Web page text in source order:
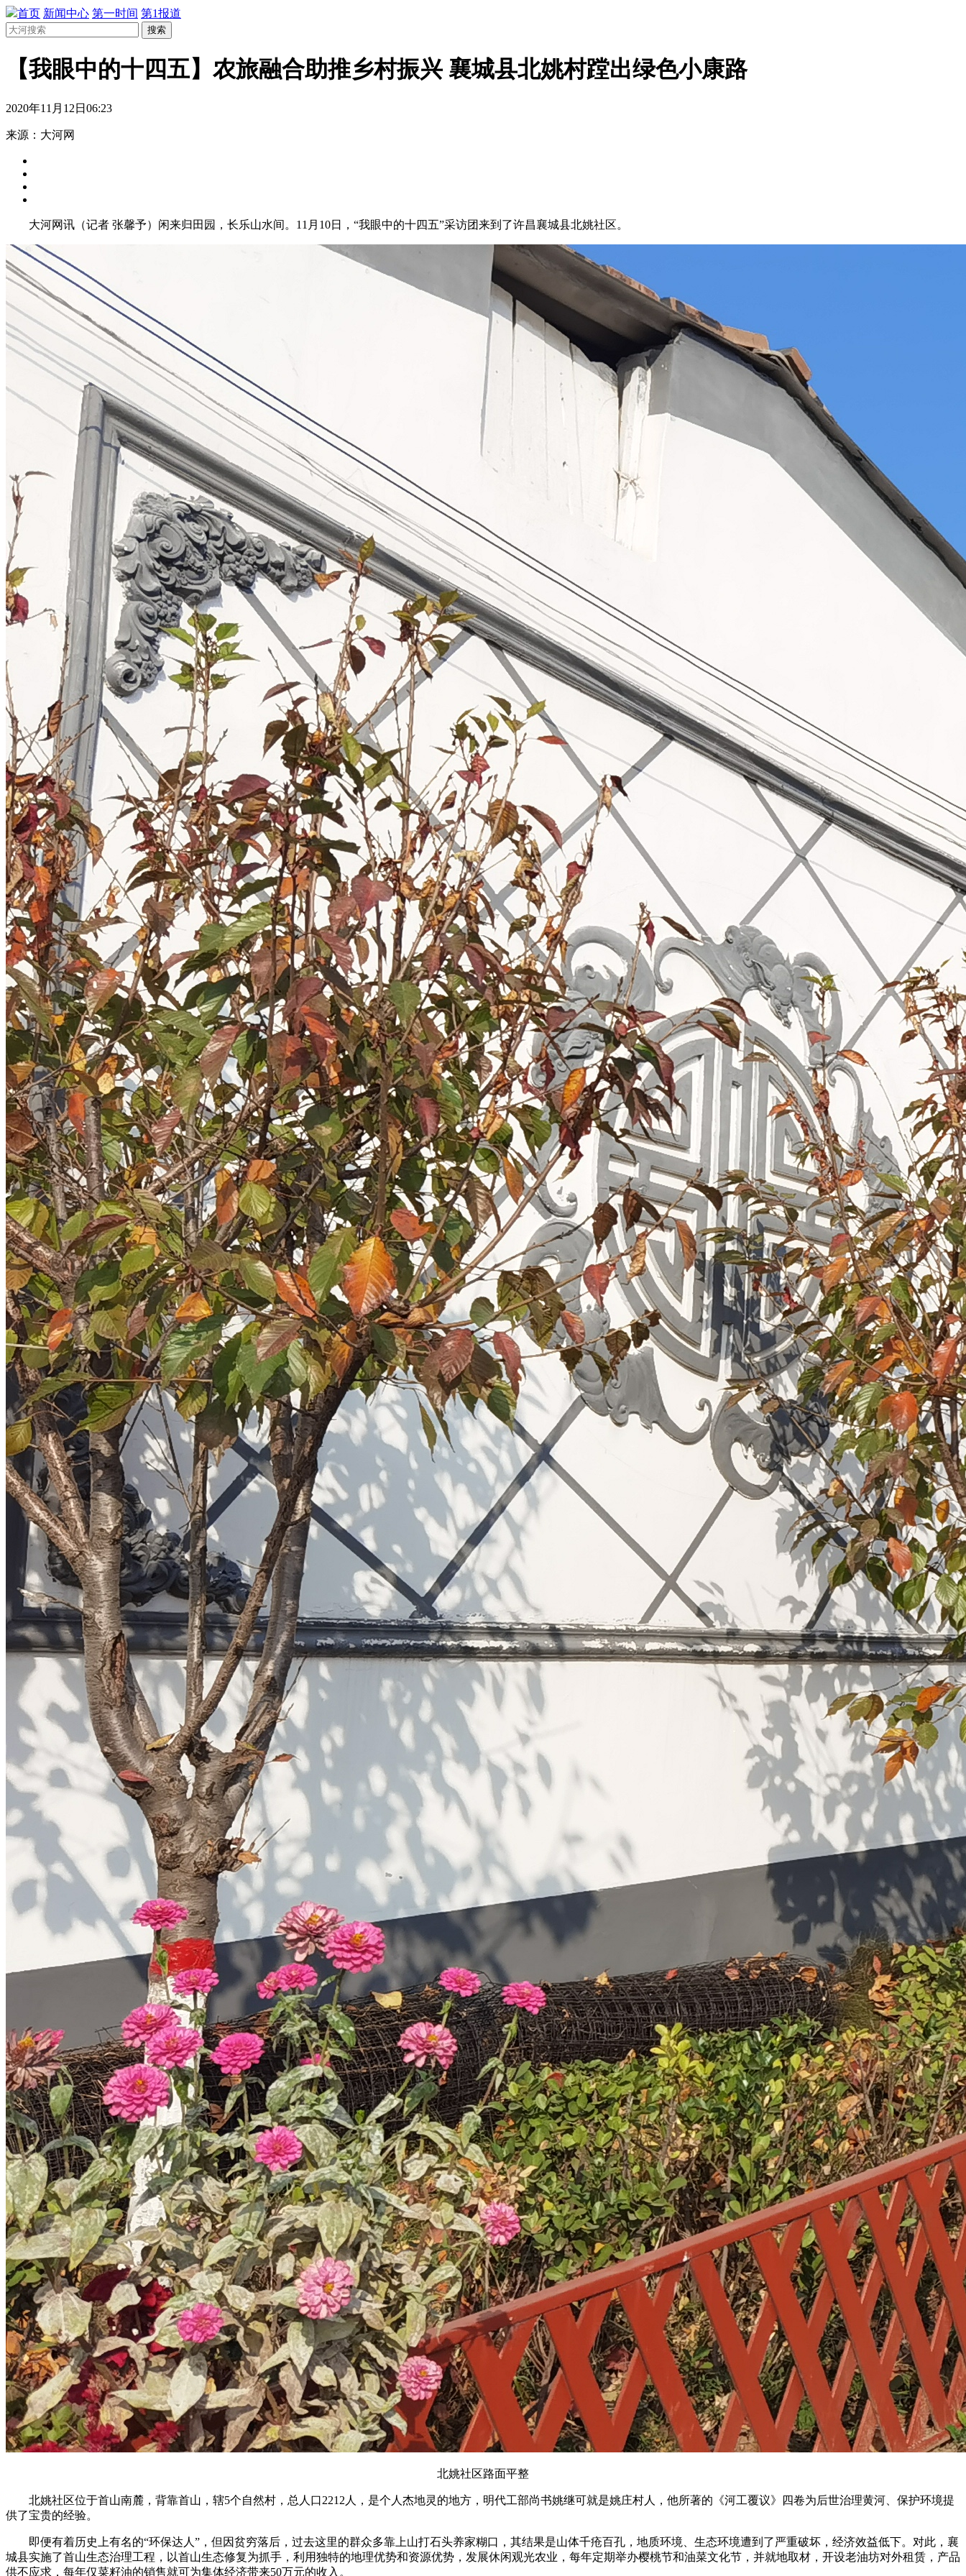
首页 新闻中心 第一时间 第1报道
搜索
【我眼中的十四五】农旅融合助推乡村振兴 襄城县北姚村蹚出绿色小康路
2020年11月12日06:23
来源：大河网
大河网讯（记者 张馨予）闲来归田园，长乐山水间。11月10日，“我眼中的十四五”采访团来到了许昌襄城县北姚社区。
北姚社区路面平整
北姚社区位于首山南麓，背靠首山，辖5个自然村，总人口2212人，是个人杰地灵的地方，明代工部尚书姚继可就是姚庄村人，他所著的《河工覆议》四卷为后世治理黄河、保护环境提
供了宝贵的经验。
即便有着历史上有名的“环保达人”，但因贫穷落后，过去这里的群众多靠上山打石头养家糊口，其结果是山体千疮百孔，地质环境、生态环境遭到了严重破坏，经济效益低下。对此，襄
城县实施了首山生态治理工程，以首山生态修复为抓手，利用独特的地理优势和资源优势，发展休闲观光农业，每年定期举办樱桃节和油菜文化节，并就地取材，开设老油坊对外租赁，产品
供不应求，每年仅菜籽油的销售就可为集体经济带来50万元的收入。